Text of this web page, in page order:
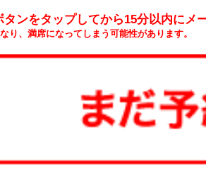
ンをタップしてから15分以内にメ
り、満席になってしまう可能性があります。